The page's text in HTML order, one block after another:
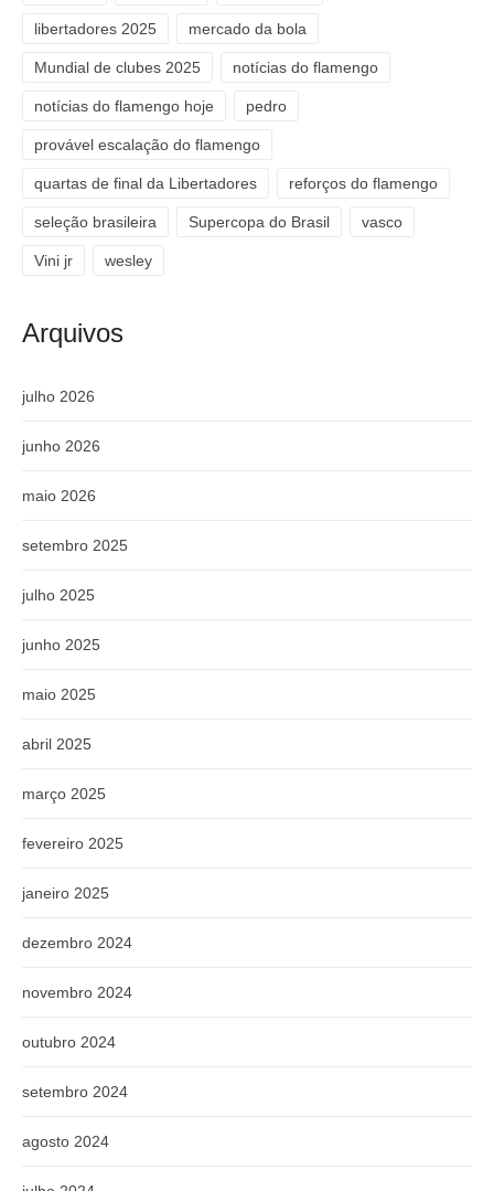
libertadores 2025 mercado da bola
Mundial de clubes 2025 notícias do flamengo
notícias do flamengo hoje pedro
provável escalação do flamengo
quartas de final da Libertadores reforços do flamengo
seleção brasileira Supercopa do Brasil vasco
Vini jr wesley
Arquivos
julho 2026
junho 2026
maio 2026
setembro 2025
julho 2025
junho 2025
maio 2025
abril 2025
março 2025
fevereiro 2025
janeiro 2025
dezembro 2024
novembro 2024
outubro 2024
setembro 2024
agosto 2024